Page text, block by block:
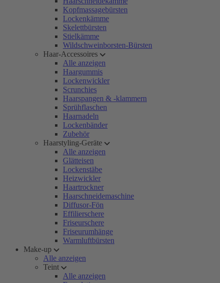
Kopfmassagebürsten
Lockenkämme
Skelettbürsten
Stielkämme
Wildschweinborsten-Bürsten
Haar-Accessoires
Alle anzeigen
Haargummis
Lockenwickler
Scrunchies
Haarspangen & -klammern
Sprühflaschen
Haarnadeln
Lockenbänder
Zubehör
Haarstyling-Geräte
Alle anzeigen
Glätteisen
Lockenstäbe
Heizwickler
Haartrockner
Haarschneidemaschine
Diffusor-Fön
Effilierschere
Friseurschere
Friseurumhänge
Warmluftbürsten
Make-up
Alle anzeigen
Teint
Alle anzeigen